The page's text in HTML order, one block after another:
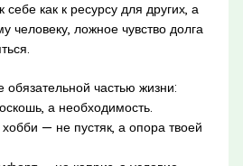
как к ресурсу для других, а
человеку, ложное чувство долга
обязательной частью жизни:
а необходимость.
— не пустяк, а опора твоей